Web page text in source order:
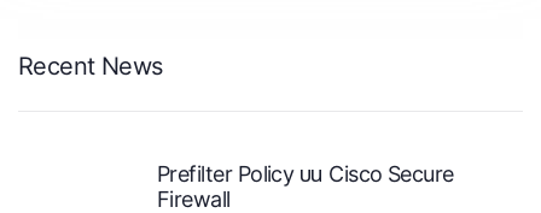
Recent News
Prefilter Policy บน Cisco Secure
Firewall